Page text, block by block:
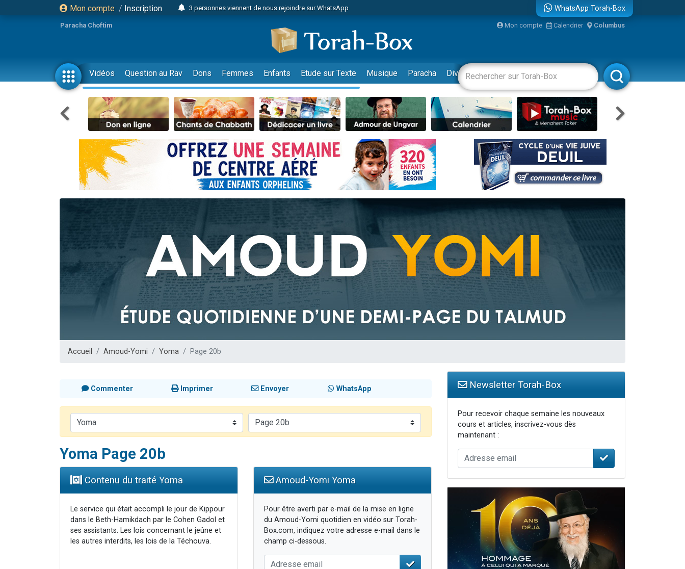
Mon compte / Inscription
3 personnes viennent de nous rejoindre sur WhatsApp
3 personnes viennent de faire un don pour Diane, 80 ans, dans un appartement insalubre
Il reste 49 places pour étudier en groupe sur Zoom
2 personnes viennent de nous rejoindre sur WhatsApp
29 personnes viennent de demander une bénédiction
Il reste 49 places pour étudier en groupe sur Zoom
2 personnes viennent de nous rejoindre sur WhatsApp
6 personnes viennent de nous rejoindre sur WhatsApp
4 personnes viennent de faire un don pour Reloger Rivka, 6 enfants, victime de violences...
2 personnes viennent de faire un don pour 1 Journée de Vacances Pour les Enfants
4 personnes viennent de nous rejoindre sur WhatsApp
17 personnes viennent de demander une bénédiction
Il reste 49 places pour étudier en groupe sur Zoom
Eva vient de donner son Maasser
4 personnes viennent de nous rejoindre sur WhatsApp
3 personnes viennent de nous rejoindre sur WhatsApp
3 personnes viennent de faire un don pour 5 jours de vacances aux Orphelins
Odaya vient de donner son Maasser
2 personnes viennent de faire un don pour Tsédaka : pauvres d'Israel
WhatsApp Torah-Box
Paracha Choftim Mon compte Calendrier Columbus
Vidéos Question au Rav Dons Femmes Enfants Etude sur Texte Musique Paracha Divertissements Livres Rabbanim
Accueil Amoud-Yomi Yoma Page 20b
Commenter Imprimer Envoyer WhatsApp
Yoma Page 20b
Contenu du traité Yoma
Le service qui était accompli le jour de Kippour
dans le Beth-Hamikdach par le Cohen Gadol et
ses assistants. Les lois concernant le jeûne et
les autres interdits, les lois de la Téchouva.
Amoud-Yomi Yoma
Pour être averti par e-mail de la mise en ligne
du Amoud-Yomi quotidien en vidéo sur Torah-
Box.com, indiquez votre adresse e-mail dans le
champ ci-dessous.
Newsletter Torah-Box
Pour recevoir chaque semaine les nouveaux
cours et articles, inscrivez-vous dès
maintenant :